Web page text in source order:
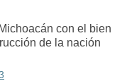
con el bien
de la nación